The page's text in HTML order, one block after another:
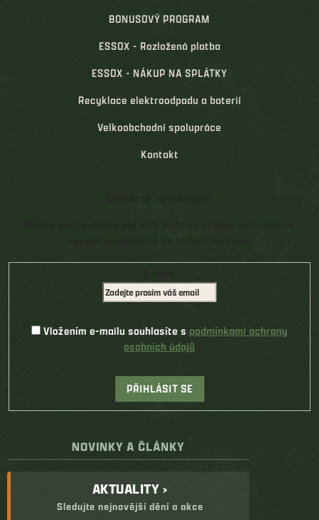
BONUSOVÝ PROGRAM
ESSOX - Rozložená platba
ESSOX - NÁKUP NA SPLÁTKY
Recyklace elektroodpadu a baterií
Velkoobchodní spolupráce
Kontakt
Vložením e-mailu souhlasíte s podmínkami ochrany
osobních údajů
PŘIHLÁSIT SE
NOVINKY A ČLÁNKY
AKTUALITY ›
Sledujte nejnovější dění a akce